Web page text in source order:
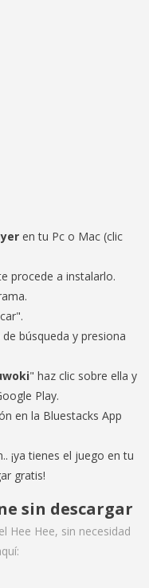
en tu Pc o Mac (clic
procede a instalarlo.
búsqueda y presiona
" haz clic sobre ella y
Play.
en la Bluestacks App
¡ya tienes el juego en tu
gratis!
sin descargar
Hee Hee, sin necesidad